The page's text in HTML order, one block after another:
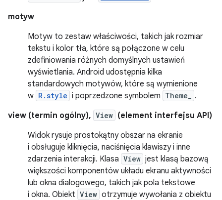
motyw
Motyw to zestaw właściwości, takich jak rozmiar
tekstu i kolor tła, które są połączone w celu
zdefiniowania różnych domyślnych ustawień
wyświetlania. Android udostępnia kilka
standardowych motywów, które są wymienione
w R.style i poprzedzone symbolem Theme_
.
view (termin ogólny), View (element interfejsu API)
Widok rysuje prostokątny obszar na ekranie
i obsługuje kliknięcia, naciśnięcia klawiszy i inne
zdarzenia interakcji. Klasa View jest klasą bazową
większości komponentów układu ekranu aktywności
lub okna dialogowego, takich jak pola tekstowe
i okna. Obiekt View otrzymuje wywołania z obiektu